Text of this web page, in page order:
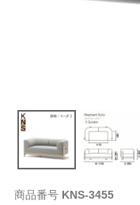
商品番号 KNS-3455